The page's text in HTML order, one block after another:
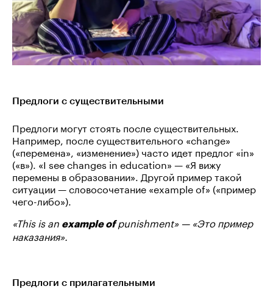
Предлоги с существительными
Предлоги могут стоять после существительных.
Например, после существительного «change»
(«перемена», «изменение») часто идет предлог «in»
(«в»). «I see changes in education» — «Я вижу
перемены в образовании». Другой пример такой
ситуации — словосочетание «example of» («пример
чего-либо»).
«This is an example ofpunishment» — «Это пример
наказания».
Предлоги с прилагательными